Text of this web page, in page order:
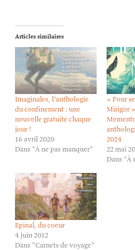
Articles similaires
Imaginales, l’anthologie
du confinement : une
nouvelle gratuite chaque
jour !
16 avril 2020
Dans "À ne pas manquer"
« Pour
Mirigor
2024
22 mai
Dans "À
Epinal, du coeur
4 juin 2012
Dans "Carnets de voyage"